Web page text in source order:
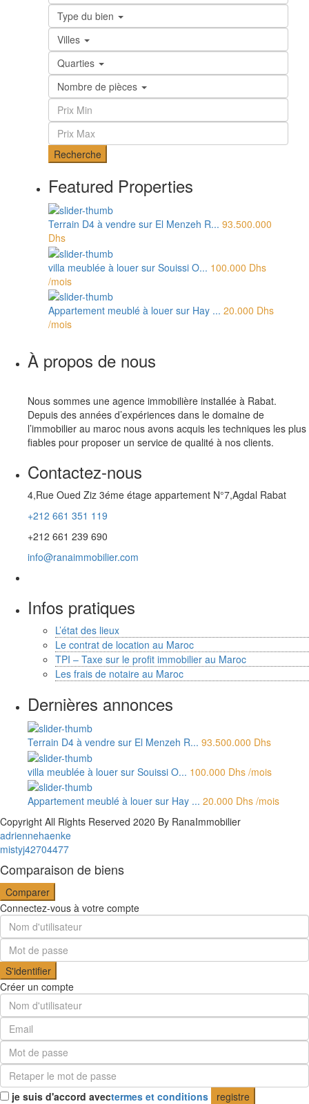
Type du bien
Villes
Quarties
Nombre de pièces
Recherche
Featured Properties
Terrain D4 à vendre sur El Menzeh R... 93.500.000
Dhs
villa meublée à louer sur Souissi O... 100.000 Dhs
/mois
Appartement meublé à louer sur Hay ... 20.000 Dhs
/mois
À propos de nous
Nous sommes une agence immobilière installée à Rabat.
Depuis des années d’expériences dans le domaine de
l’immobilier au maroc nous avons acquis les techniques les plus
fiables pour proposer un service de qualité à nos clients.
Contactez-nous
4,Rue Oued Ziz 3éme étage appartement N°7,Agdal Rabat
+212 661 351 119
+212 661 239 690
info@ranaimmobilier.com
Infos pratiques
L’état des lieux
Le contrat de location au Maroc
TPI – Taxe sur le profit immobilier au Maroc
Les frais de notaire au Maroc
Dernières annonces
Terrain D4 à vendre sur El Menzeh R... 93.500.000 Dhs
villa meublée à louer sur Souissi O... 100.000 Dhs /mois
Appartement meublé à louer sur Hay ... 20.000 Dhs /mois
Copyright All Rights Reserved 2020 By RanaImmobilier
adriennehaenke
mistyj42704477
Comparaison de biens
Comparer
Connectez-vous à votre compte
S'identifier
Créer un compte
je suis d'accord avectermes et conditions registre